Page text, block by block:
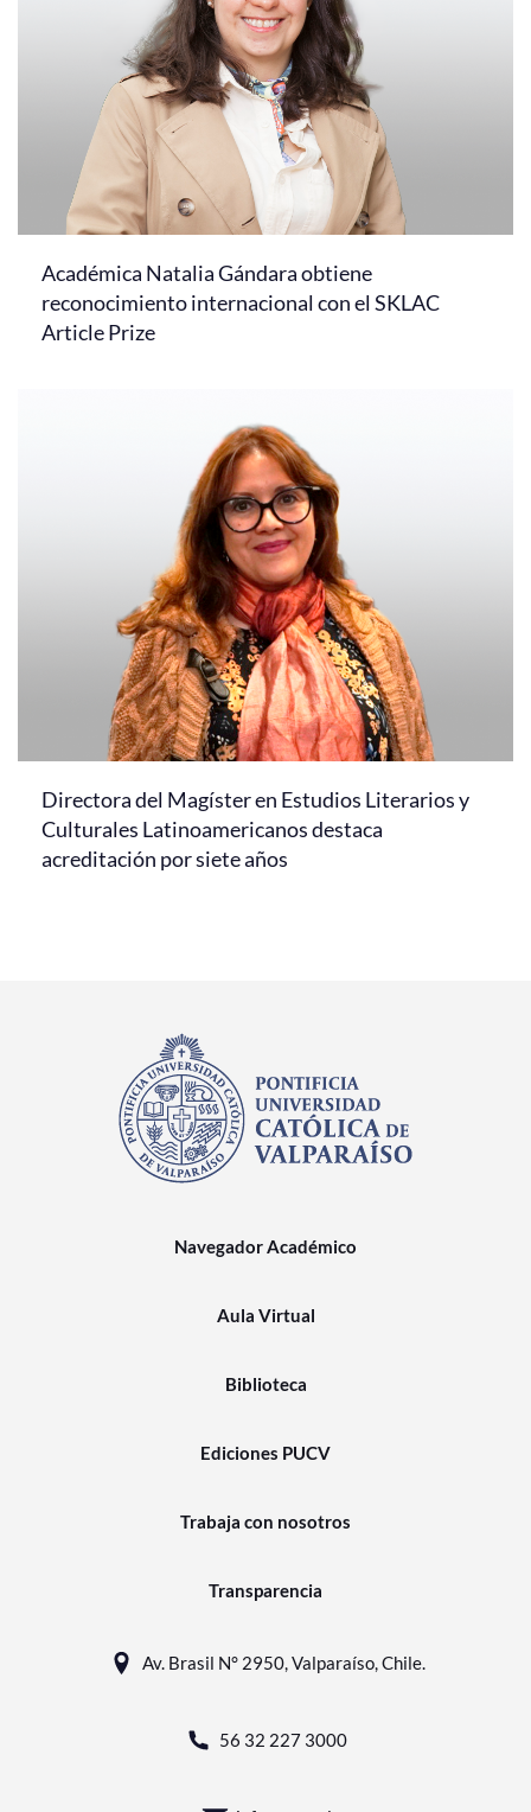
Académica Natalia Gándara obtiene
reconocimiento internacional con el SKLAC
Article Prize
Directora del Magíster en Estudios Literarios y
Culturales Latinoamericanos destaca
acreditación por siete años
Navegador Académico
Aula Virtual
Biblioteca
Ediciones PUCV
Trabaja con nosotros
Transparencia
Av. Brasil N° 2950, Valparaíso, Chile.
56 32 227 3000